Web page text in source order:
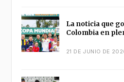
La noticia que
Colombia en
21 DE JUNIO DE